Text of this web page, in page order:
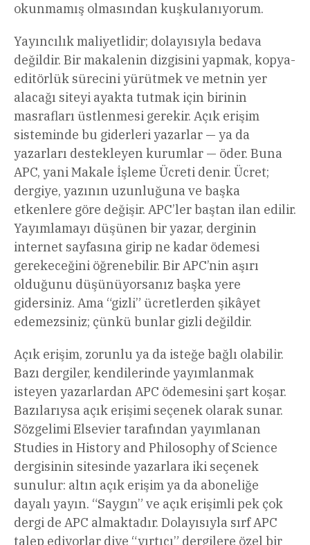
okunmamış olmasından kuşkulanıyorum.
Yayıncılık maliyetlidir; dolayısıyla bedava
değildir. Bir makalenin dizgisini yapmak, kopya-
editörlük sürecini yürütmek ve metnin yer
alacağı siteyi ayakta tutmak için birinin
masrafları üstlenmesi gerekir. Açık erişim
sisteminde bu giderleri yazarlar — ya da
yazarları destekleyen kurumlar — öder. Buna
APC, yani Makale İşleme Ücreti denir. Ücret;
dergiye, yazının uzunluğuna ve başka
etkenlere göre değişir. APC’ler baştan ilan edilir.
Yayımlamayı düşünen bir yazar, derginin
internet sayfasına girip ne kadar ödemesi
gerekeceğini öğrenebilir. Bir APC’nin aşırı
olduğunu düşünüyorsanız başka yere
gidersiniz. Ama “gizli” ücretlerden şikâyet
edemezsiniz; çünkü bunlar gizli değildir.
Açık erişim, zorunlu ya da isteğe bağlı olabilir.
Bazı dergiler, kendilerinde yayımlanmak
isteyen yazarlardan APC ödemesini şart koşar.
Bazılarıysa açık erişimi seçenek olarak sunar.
Sözgelimi Elsevier tarafından yayımlanan
Studies in History and Philosophy of Science
dergisinin sitesinde yazarlara iki seçenek
sunulur: altın açık erişim ya da aboneliğe
dayalı yayın. “Saygın” ve açık erişimli pek çok
dergi de APC almaktadır. Dolayısıyla sırf APC
talep ediyorlar diye “yırtıcı” dergilere özel bir